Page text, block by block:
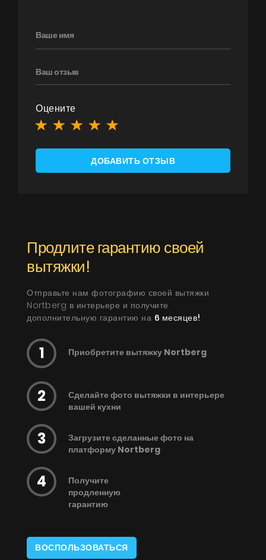
Оцените
ДОБАВИТЬ ОТЗЫВ
Продлите гарантию своей
вытяжки!
Отправьте нам фотографию своей вытяжки
Nortberg в интерьере и получите
дополнительную гарантию на 6 месяцев!
Приобретите вытяжку Nortberg
Сделайте фото вытяжки в интерьере
вашей кухни
Загрузите сделанные фото на
платформу Nortberg
Получите
продленную
гарантию
ВОСПОЛЬЗОВАТЬСЯ